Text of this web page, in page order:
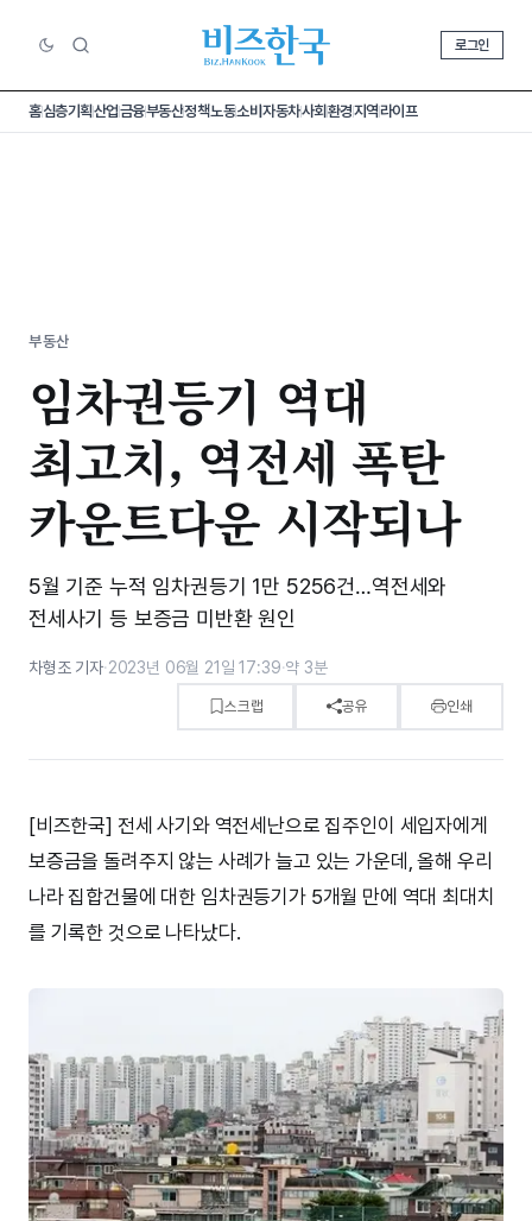
로그인
홈심층기획산업금융부동산정책노동소비 자동차사회환경지역라이프
부동산
임차권등기 역대
최고치, 역전세 폭탄
카운트다운 시작되나
5월 기준 누적 임차권등기 1만 5256건…역전세와
전세사기 등 보증금 미반환 원인
차형조 기자·2023년 06월 21일 17:39·약 3분
스크랩 공유 인쇄
[비즈한국] 전세 사기와 역전세난으로 집주인이 세입자에게
보증금을 돌려주지 않는 사례가 늘고 있는 가운데, 올해 우리
나라 집합건물에 대한 임차권등기가 5개월 만에 역대 최대치
를 기록한 것으로 나타났다.